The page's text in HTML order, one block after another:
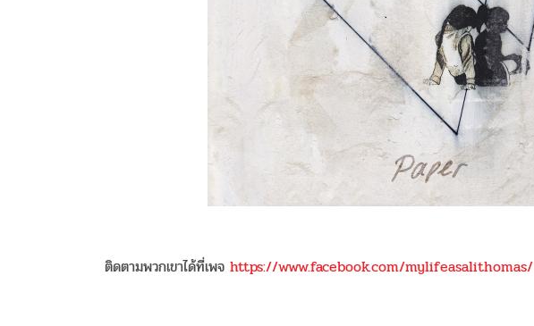
ติดตามพวกเขาได้ที่เพจ https://www.facebook.com/mylifeasalithomas/